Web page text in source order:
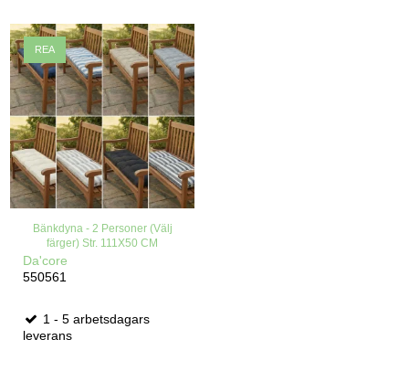
REA
Bänkdyna - 2 Personer (Välj
färger) Str. 111X50 CM
Da'core
550561
1 - 5 arbetsdagars
leverans